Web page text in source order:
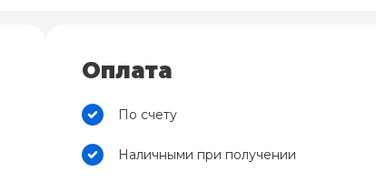
Оплата
По счету
Наличными при получении